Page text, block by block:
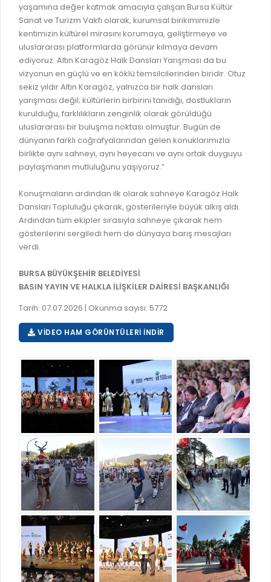
yaşamına değer katmak amacıyla çalışan Bursa Kültür
Sanat ve Turizm Vakfı olarak, kurumsal birikimimizle
kentimizin kültürel mirasını korumaya, geliştirmeye ve
uluslararası platformlarda görünür kılmaya devam
ediyoruz. Altın Karagöz Halk Dansları Yarışması da bu
vizyonun en güçlü ve en köklü temsilcilerinden biridir. Otuz
sekiz yıldır Altın Karagöz, yalnızca bir halk dansları
yarışması değil; kültürlerin birbirini tanıdığı, dostlukların
kurulduğu, farklılıkların zenginlik olarak görüldüğü
uluslararası bir buluşma noktası olmuştur. Bugün de
dünyanın farklı coğrafyalarından gelen konuklarımızla
birlikte aynı sahneyi, aynı heyecanı ve aynı ortak duyguyu
paylaşmanın mutluluğunu yaşıyoruz.”
Konuşmaların ardından ilk olarak sahneye Karagöz Halk
Dansları Topluluğu çıkarak, gösterileriyle büyük alkış aldı.
Ardından tüm ekipler sırasıyla sahneye çıkarak hem
gösterilerini sergiledi hem de dünyaya barış mesajları
verdi.
BURSA BÜYÜKŞEHİR BELEDİYESİ
BASIN YAYIN VE HALKLA İLİŞKİLER DAİRESİ BAŞKANLIĞI
Tarih: 07.07.2026 | Okunma sayısı: 5772
VIDEO HAM GÖRÜNTÜLERI İNDIR